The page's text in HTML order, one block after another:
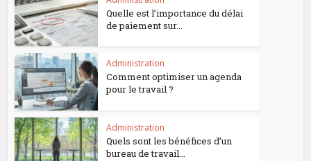
Quelle est l’importance du délai
de paiement sur...
Administration
Comment optimiser un agenda
pour le travail ?
Administration
Quels sont les bénéfices d’un
bureau de travail...